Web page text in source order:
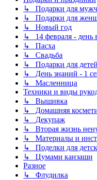
↳ Подарки для
↳ Подарки для
↳ Новый год
↳ 14 февраля - день
↳ Пасха
↳ Свадьба
↳ Подарки для детей
↳ День знаний - 1
↳ Масленница
Техники и виды
↳ Вышивка
↳ Домашняя
↳ Декупаж
↳ Вторая жизнь
↳ Материалы и
↳ Поделки для
↳ Цумами канзаши
Разное
↳ Флудилка